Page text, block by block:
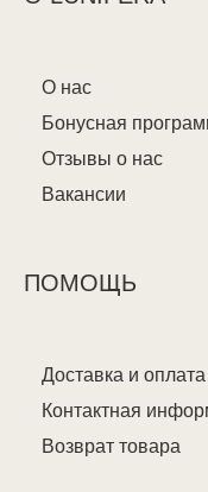
О нас
Бонусная
Отзывы о нас
Вакансии
ПОМОЩЬ
Доставка и оплата
Контактная
Возврат товара